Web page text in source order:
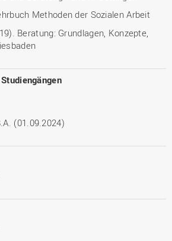
Methoden der Sozialen Arbeit
Beratung: Grundlagen, Konzepte,
(01.09.2024)